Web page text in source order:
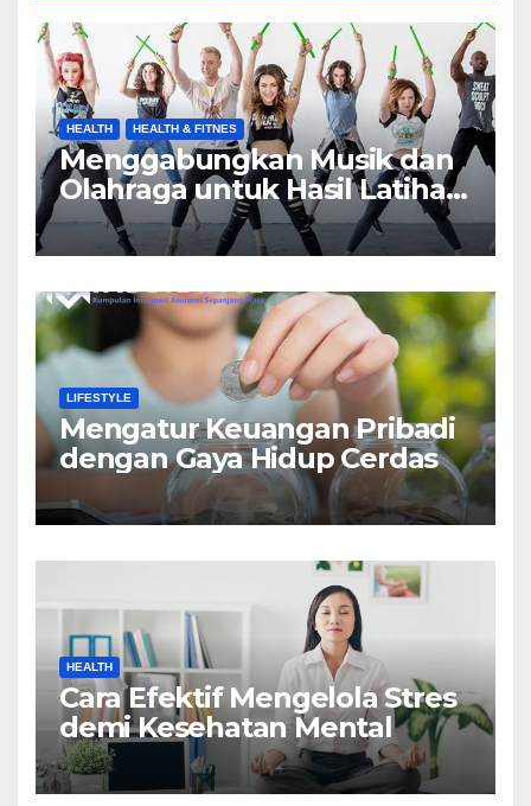
HEALTH HEALTH & FITNES
Menggabungkan Musik dan
Olahraga untuk Hasil Latihan
yang Maksimal
LIFESTYLE
Mengatur Keuangan Pribadi
dengan Gaya Hidup Cerdas
HEALTH
Cara Efektif Mengelola Stres
demi Kesehatan Mental